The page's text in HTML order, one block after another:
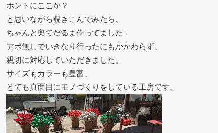
ホントにここか？
と思いながら覗きこんでみたら、
ちゃんと奥でだるま作ってました！
アポ無しでいきなり行ったにもかかわらず、
親切に対応していただきました。
サイズもカラーも豊富、
とても真面目にモノづくりをしている工房です。